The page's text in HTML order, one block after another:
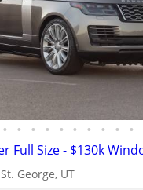
• • • • • • • • • •
St. George, UT